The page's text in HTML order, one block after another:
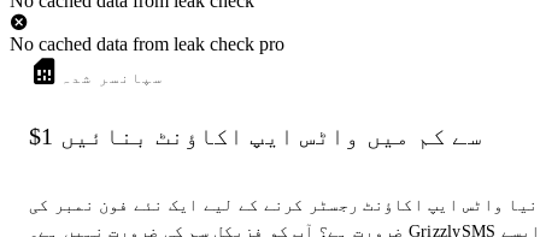
No cached data from leak check pro
سپانسر شدہ
$1 سے کم میں واٹس ایپ اکاؤنٹ بنائیں
نیا واٹس ایپ اکاؤنٹ رجسٹر کرنے کے لیے ایک نئے فون نمبر کی
ضرورت ہے؟ آپ کو فزیکل سم کی ضرورت نہیں ہے۔ GrizzlySMS ایسے